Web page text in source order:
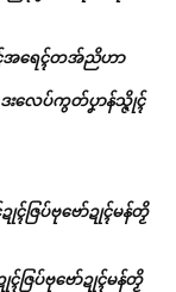
အရေၚ်တအ်ညိဟာ
လေပ်ကွတ်ပၞာန်သ္ဇိုၚ်
ၚ်ဇြပ်ဗုဗော်ဍုၚ်မန်တၟိ
ဇြပ်ဗုဗော်ဍုၚ်မန်တၟိ